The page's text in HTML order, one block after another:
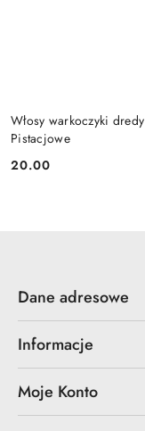
Włosy warkoczyki
Pistacjowe
Cena:
20.00
Dane adresowe
Informacje
Moje Konto